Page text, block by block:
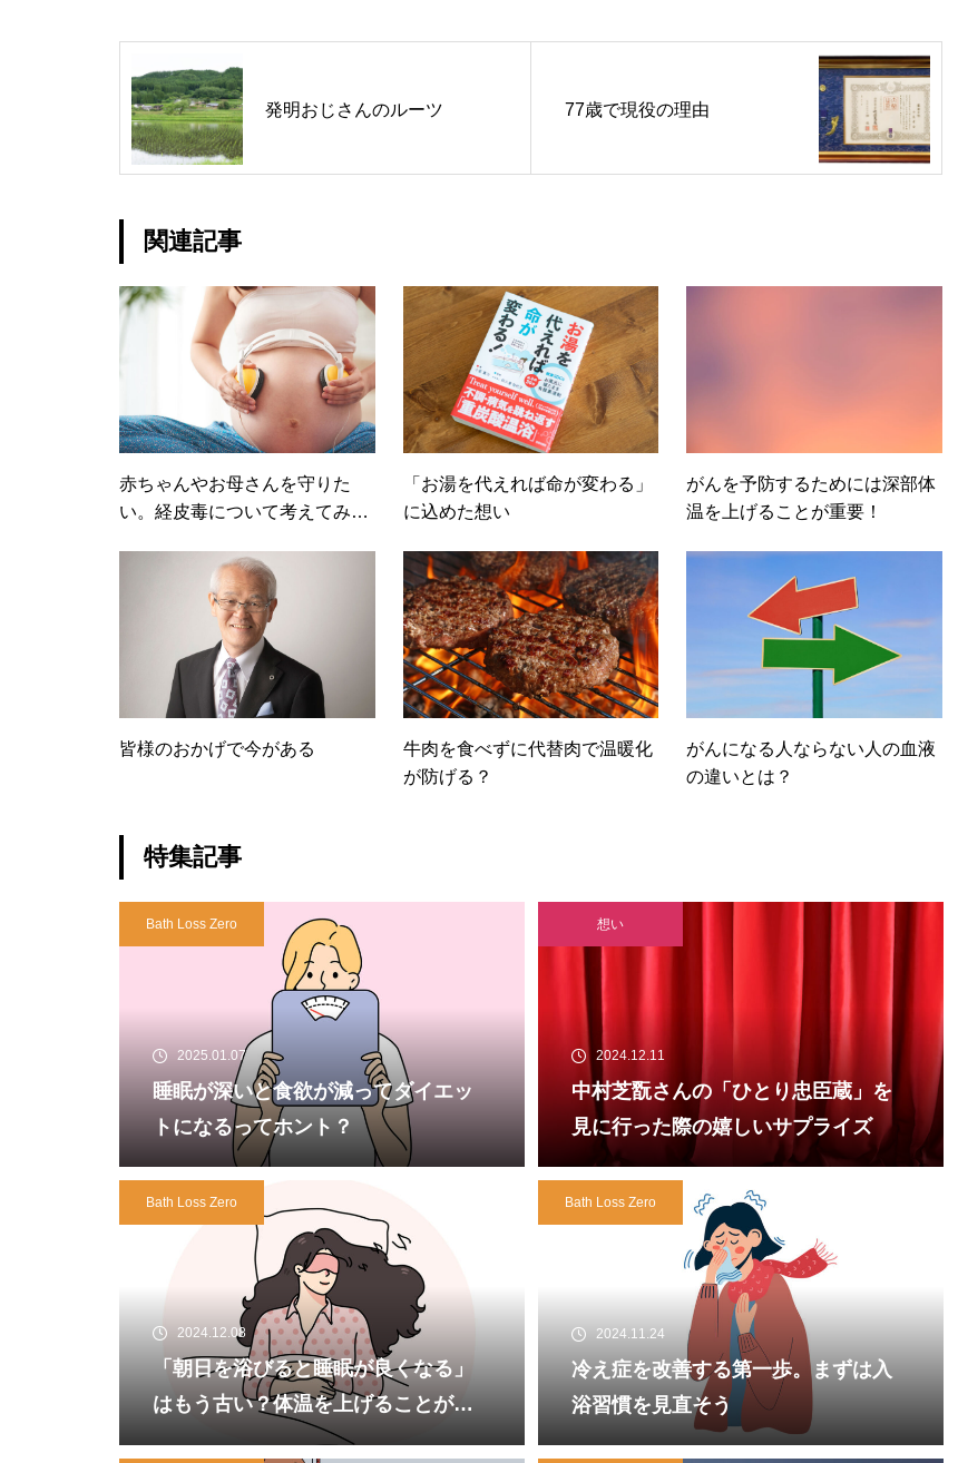
発明おじさんのルーツ 77歳で現役の理由
関連記事
赤ちゃんやお母さんを守りた
い。経皮毒について考えてみま
「お湯を代えれば命が変わる」
に込めた想い
がんを予防するためには深部体
温を上げることが重要！
皆様のおかげで今がある
牛肉を食べずに代替肉で温暖化
が防げる？
がんになる人ならない人の血液
の違いとは？
特集記事
Bath Loss Zero
2025.01.07
睡眠が深いと食欲が減ってダイエッ
トになるってホント？
想い
2024.12.11
中村芝翫さんの「ひとり忠臣蔵」を
見に行った際の嬉しいサプライズ
Bath Loss Zero
2024.12.08
「朝日を浴びると睡眠が良くなる」
はもう古い？体温を上げることが重
要
Bath Loss Zero
2024.11.24
冷え症を改善する第一歩。まずは入
浴習慣を見直そう